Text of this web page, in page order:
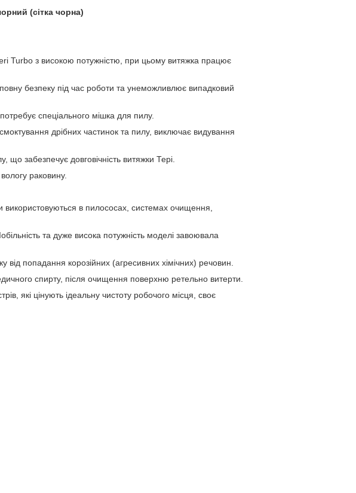
(сітка чорна)
Turbo з високою потужністю, при цьому витяжка працює
безпеку під час роботи та унеможливлює випадковий
спеціального мішка для пилу.
дрібних частинок та пилу, виключає видування
що забезпечує довговічність витяжки Тері.
раковину.
використовуються в пилососах, системах очищення,
та дуже висока потужність моделі завоювала
від попадання корозійних (агресивних хімічних) речовин.
спирту, після очищення поверхню ретельно витерти.
які цінують ідеальну чистоту робочого місця, своє